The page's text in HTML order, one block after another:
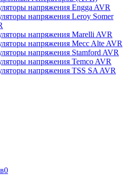
напряжения Engga AVR
напряжения Leroy Somer
напряжения Marelli AVR
напряжения Mecc Alte AVR
напряжения Stamford AVR
напряжения Temco AVR
напряжения TSS SA AVR
0